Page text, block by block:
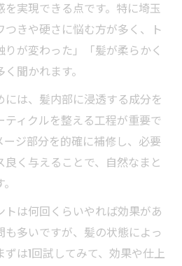
実現できる点です。特に埼玉
きや硬さに悩む方が多く、ト
りが変わった」「髪が柔らかく
聞かれます。
は、髪内部に浸透する成分を
ティクルを整える工程が重要で
ージ部分を的確に補修し、必要
く与えることで、自然なまと
トは何回くらいやれば効果があ
も多いですが、髪の状態によっ
は1回試してみて、効果や仕上